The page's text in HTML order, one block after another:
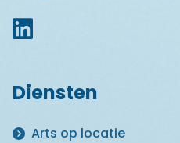
Diensten
Arts op locatie